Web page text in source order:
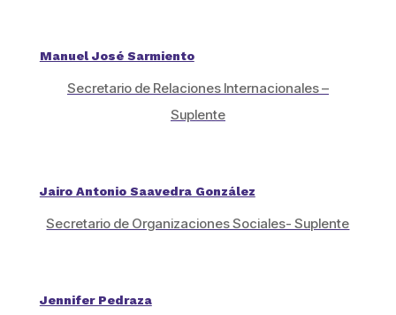
Manuel José Sarmiento
Secretario de Relaciones Internacionales –
Suplente
Jairo Antonio Saavedra González
Secretario de Organizaciones Sociales- Suplente
Jennifer Pedraza